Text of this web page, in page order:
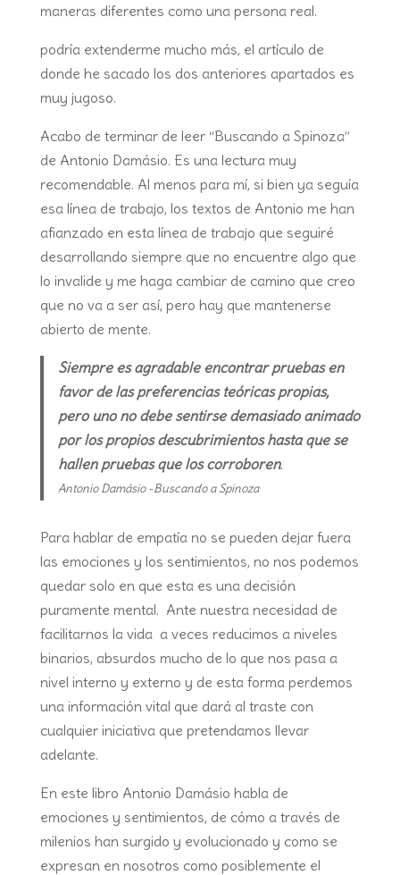
maneras diferentes como una persona real.
podría extenderme mucho más, el artículo de
donde he sacado los dos anteriores apartados es
muy jugoso.
Acabo de terminar de leer “Buscando a Spinoza”
de Antonio Damásio. Es una lectura muy
recomendable. Al menos para mí, si bien ya seguía
esa línea de trabajo, los textos de Antonio me han
afianzado en esta línea de trabajo que seguiré
desarrollando siempre que no encuentre algo que
lo invalide y me haga cambiar de camino que creo
que no va a ser así, pero hay que mantenerse
abierto de mente.
Siempre es agradable encontrar pruebas en
favor de las preferencias teóricas propias,
pero uno no debe sentirse demasiado animado
por los propios descubrimientos hasta que se
hallen pruebas que los corroboren.
Antonio Damásio -Buscando a Spinoza
Para hablar de empatía no se pueden dejar fuera
las emociones y los sentimientos, no nos podemos
quedar solo en que esta es una decisión
puramente mental. Ante nuestra necesidad de
facilitarnos la vida a veces reducimos a niveles
binarios, absurdos mucho de lo que nos pasa a
nivel interno y externo y de esta forma perdemos
una información vital que dará al traste con
cualquier iniciativa que pretendamos llevar
adelante.
En este libro Antonio Damásio habla de
emociones y sentimientos, de cómo a través de
milenios han surgido y evolucionado y como se
expresan en nosotros como posiblemente el